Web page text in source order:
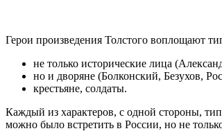
Герои произведения Толстого воплощают
не только исторические лица
но и дворяне (Болконский, Безухов,
крестьяне, солдаты.
Каждый из характеров, с одной стороны,
можно было встретить в России, но не